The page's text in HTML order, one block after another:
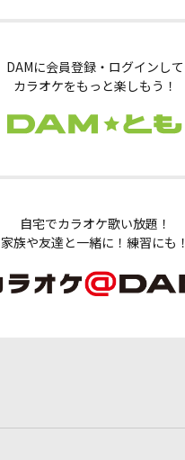
DAMに会員登録・ログインして
カラオケをもっと楽しもう！
自宅でカラオケ歌い放題！
家族や友達と一緒に！練習にも！